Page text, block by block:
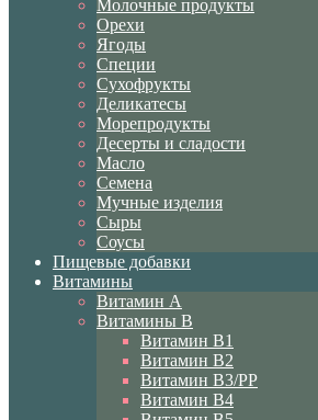
Молочные продукты
Орехи
Ягоды
Специи
Сухофрукты
Деликатесы
Морепродукты
Десерты и сладости
Масло
Семена
Мучные изделия
Сыры
Соусы
Пищевые добавки
Витамины
Витамин A
Витамины B
Витамин B1
Витамин B2
Витамин B3/PP
Витамин B4